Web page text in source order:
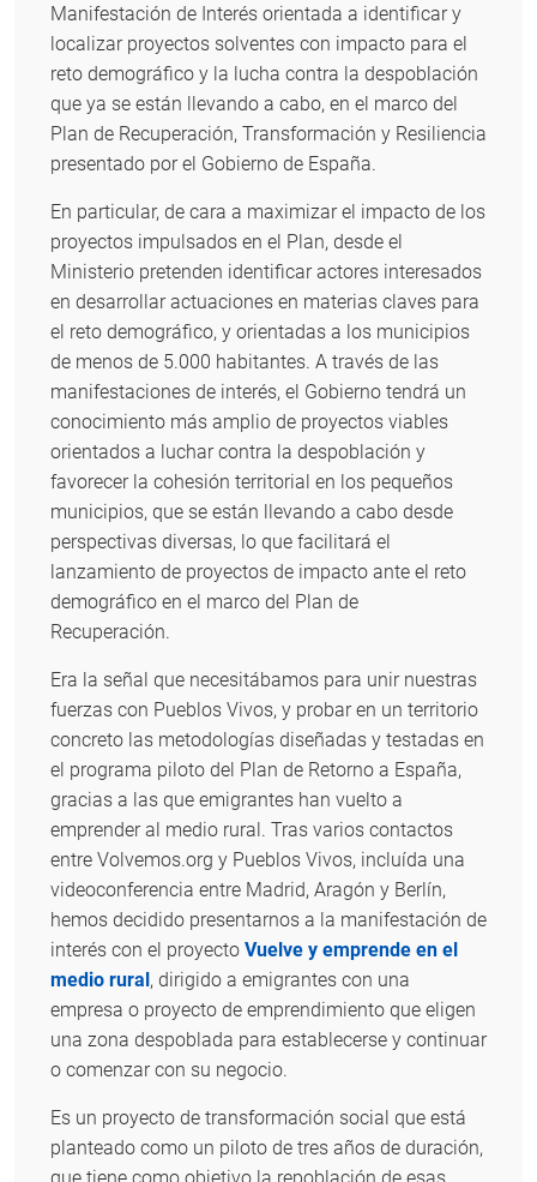
Manifestación de Interés orientada a identificar y
localizar proyectos solventes con impacto para el
reto demográfico y la lucha contra la despoblación
que ya se están llevando a cabo, en el marco del
Plan de Recuperación, Transformación y Resiliencia
presentado por el Gobierno de España.
En particular, de cara a maximizar el impacto de los
proyectos impulsados en el Plan, desde el
Ministerio pretenden identificar actores interesados
en desarrollar actuaciones en materias claves para
el reto demográfico, y orientadas a los municipios
de menos de 5.000 habitantes. A través de las
manifestaciones de interés, el Gobierno tendrá un
conocimiento más amplio de proyectos viables
orientados a luchar contra la despoblación y
favorecer la cohesión territorial en los pequeños
municipios, que se están llevando a cabo desde
perspectivas diversas, lo que facilitará el
lanzamiento de proyectos de impacto ante el reto
demográfico en el marco del Plan de
Recuperación.
Era la señal que necesitábamos para unir nuestras
fuerzas con Pueblos Vivos, y probar en un territorio
concreto las metodologías diseñadas y testadas en
el programa piloto del Plan de Retorno a España,
gracias a las que emigrantes han vuelto a
emprender al medio rural. Tras varios contactos
entre Volvemos.org y Pueblos Vivos, incluída una
videoconferencia entre Madrid, Aragón y Berlín,
hemos decidido presentarnos a la manifestación de
interés con el proyecto Vuelve y emprende en el
medio rural, dirigido a emigrantes con una
empresa o proyecto de emprendimiento que eligen
una zona despoblada para establecerse y continuar
o comenzar con su negocio.
Es un proyecto de transformación social que está
planteado como un piloto de tres años de duración,
que tiene como objetivo la repoblación de esas